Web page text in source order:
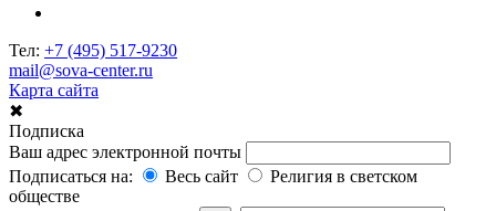
Тел: +7 (495) 517-9230
mail@sova-center.ru
Карта сайта
✖
Подписка
Ваш адрес электронной почты
Подписаться на:
Весь сайт
Религия в светском
обществе